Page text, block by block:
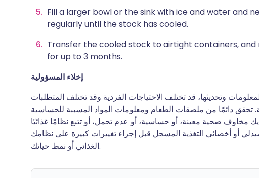
Fill a larger bowl or the sink with ice and water and
regularly until the stock has cooled.
Transfer the cooled stock to airtight containers,
for up to 3 months.
إخلاء المسؤولية
وتحديثها، قد تختلف الاحتياجات الفردية وقد تختلف المتطلبات
تحقق دائمًا من ملصقات الطعام ومعلومات المواد المسببة للحساسية
مخاوف صحية معينة، أو حساسية، أو عدم تحمل، أو تتبع نظامًا غذائيًا
أو أخصائي التغذية المسجل قبل إجراء تغييرات كبيرة على نظامك
الغذائي أو نمط حياتك.